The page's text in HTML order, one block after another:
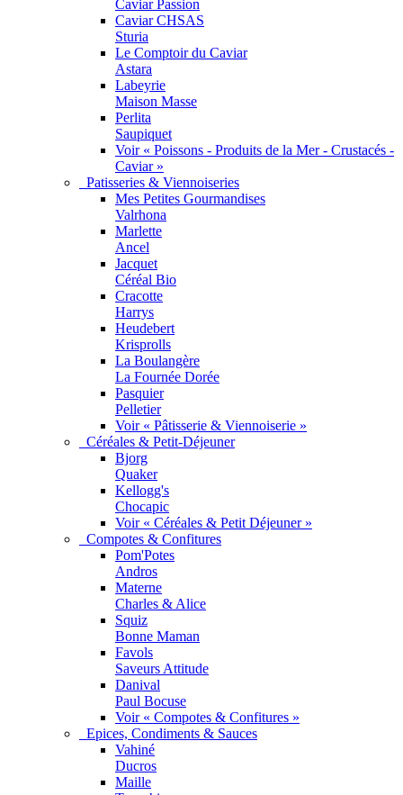
Caviar Passion
Caviar CHSAS
Sturia
Le Comptoir du Caviar
Astara
Labeyrie
Maison Masse
Perlita
Saupiquet
Voir « Poissons - Produits de la Mer - Crustacés -
Caviar »
Patisseries & Viennoiseries
Mes Petites Gourmandises
Valrhona
Marlette
Ancel
Jacquet
Céréal Bio
Cracotte
Harrys
Heudebert
Krisprolls
La Boulangère
La Fournée Dorée
Pasquier
Pelletier
Voir « Pâtisserie & Viennoiserie »
Céréales & Petit-Déjeuner
Bjorg
Quaker
Kellogg's
Chocapic
Voir « Céréales & Petit Déjeuner »
Compotes & Confitures
Pom'Potes
Andros
Materne
Charles & Alice
Squiz
Bonne Maman
Favols
Saveurs Attitude
Danival
Paul Bocuse
Voir « Compotes & Confitures »
Epices, Condiments & Sauces
Vahiné
Ducros
Maille